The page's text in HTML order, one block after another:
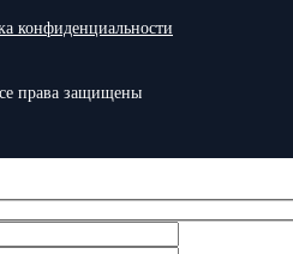
конфиденциальности
права защищены